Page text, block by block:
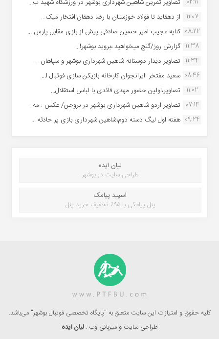
تصاویر تمرین شاهین شهردارى بوشهر در ورزشگاه شهید ب...
11:07
از دهقاید تا فولاد خوزستان با رضا دهقان:افتخار میک...
08:22 کنایه عجیب امیر حسین صادقی پیش از بازی مقابل پارس ...
11:38 گزارش روز/گنج میخواهید ،بروید بوشهر!...
11:34 تصاویر دیدار دوستانه شاهین شهردارى بوشهر و سپاهان ...
08:46 سعید مفتخر :ایرانجوان کارخانه بازیکن سازی فوتبال ا...
11:02
تصاویر،اولین حضور مهدی قائدی با لباس استقلال...
07:14 تصاویر اردو شاهین شهرداری بوشهر در بروجن/ عکس : مه...
09:24 هفته اول لیگ دسته دوم،شاهین شهرداری بازی پر حادثه ...
لیان ایده
طراحی سایت در بوشهر
اسپید پیامک
پنل پیامکی با ۹۵٪ تخفیف خرید پنل
کلیه حقوق و امتیازات این سایت متعلق به "پایگاه تخصصی فوتبال بوشهر" می‌باشد.
طراحی سایت و میزبانی وب :لیان ایده